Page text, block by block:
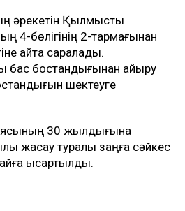
әрекетін Қылмыстық
4-бөлігінің 2-тармағынан
қайта саралады.
бас бостандығынан айыру
шектеуге
30 жылдығына
жасау туралы заңға сәйкес
қысқартылды.